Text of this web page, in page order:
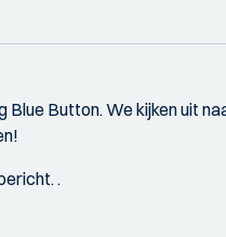
Button. We kijken uit
.